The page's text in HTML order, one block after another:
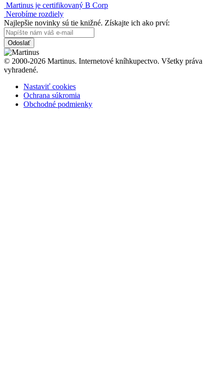
Martinus je certifikovaný B Corp
Nerobíme rozdiely
Najlepšie novinky sú tie knižné. Získajte ich ako prví:
Odoslať
© 2000-2026 Martinus. Internetové kníhkupectvo. Všetky práva
vyhradené.
Nastaviť cookies
Ochrana súkromia
Obchodné podmienky